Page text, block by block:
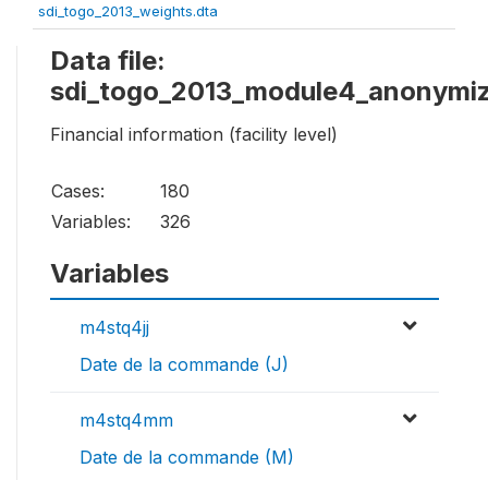
sdi_togo_2013_weights.dta
Data file:
Financial information (facility level)
Cases:
180
Variables:
326
Variables
m4stq4jj
Date de la commande (J)
m4stq4mm
Date de la commande (M)